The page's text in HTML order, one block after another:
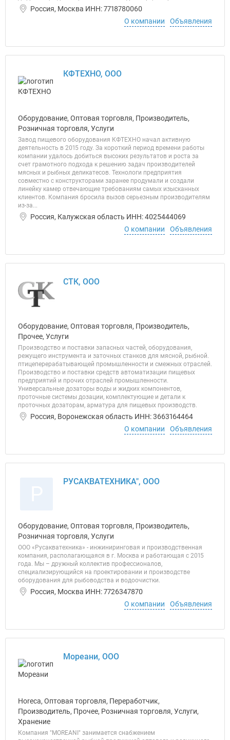
Россия, Москва ИНН: 7718780060
О компании
Объявления
КФТЕХНО, ООО
Оборудование, Оптовая торговля, Производитель,
Розничная торговля, Услуги
Завод пищевого оборудования КФТЕХНО начал активную
деятельность в 2015 году. За короткий период времени работы
компании удалось добиться высоких результатов и роста за
счет грамотного подхода к решению задач производителей
мясных и рыбных деликатесов. Технологи предприятия
совместно с конструкторами заранее продумали и создали
линейку камер отвечающие требованиям самых изысканных
клиентов. Компания бросила вызов серьезным производителям
из-за...
Россия, Калужская область ИНН: 4025444069
О компании
Объявления
СТК, ООО
Оборудование, Оптовая торговля, Производитель,
Прочее, Услуги
Производство и поставки запасных частей, оборудования,
режущего инструмента и заточных станков для мясной, рыбной.
птицеперерабатывающей промышленности и смежных отраслей.
Производство и поставки средств автоматизации пищевых
предприятий и прочих отраслей промышленности.
Универсальные дозаторы воды и жидких компонентов,
проточные системы дозации, комплектующие и детали к
проточных дозаторам, арматура для пищевых производств.
Россия, Воронежская область ИНН: 3663164464
О компании
Объявления
РУСАКВАТЕХНИКА", ООО
Оборудование, Оптовая торговля, Производитель,
Розничная торговля, Услуги
ООО «Русакватехника» - инжиниринговая и производственная
компания, располагающаяся в г. Москва и работающая с 2015
года. Мы – дружный коллектив профессионалов,
специализирующийся на проектировании и производстве
оборудования для рыбоводства и водоочистки.
Россия, Москва ИНН: 7726347870
О компании
Объявления
Мореани, ООО
Horeca, Оптовая торговля, Переработчик,
Производитель, Прочее, Розничная торговля, Услуги,
Хранение
Компания "MOREANI" занимается снабжением